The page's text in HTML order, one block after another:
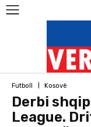
Futboll Kosovë
Derbi
League.